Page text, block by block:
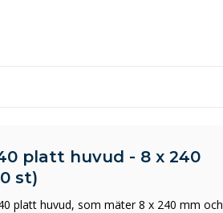
platt huvud - 8 x 240
st)
platt huvud, som mäter 8 x 240 mm och